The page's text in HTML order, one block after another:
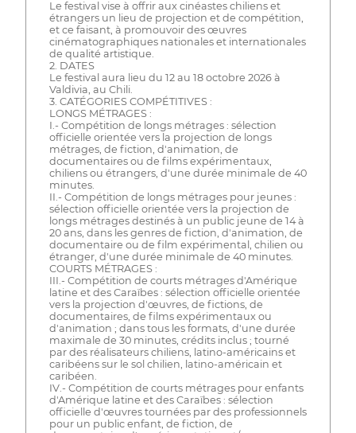
Le festival vise à offrir aux cinéastes chiliens et
étrangers un lieu de projection et de compétition,
et ce faisant, à promouvoir des œuvres
cinématographiques nationales et internationales
de qualité artistique.
2. DATES
Le festival aura lieu du 12 au 18 octobre 2026 à
Valdivia, au Chili.
3. CATÉGORIES COMPÉTITIVES :
LONGS MÉTRAGES :
I.- Compétition de longs métrages : sélection
officielle orientée vers la projection de longs
métrages, de fiction, d'animation, de
documentaires ou de films expérimentaux,
chiliens ou étrangers, d'une durée minimale de 40
minutes.
II.- Compétition de longs métrages pour jeunes :
sélection officielle orientée vers la projection de
longs métrages destinés à un public jeune de 14 à
20 ans, dans les genres de fiction, d'animation, de
documentaire ou de film expérimental, chilien ou
étranger, d'une durée minimale de 40 minutes.
COURTS MÉTRAGES :
III.- Compétition de courts métrages d'Amérique
latine et des Caraïbes : sélection officielle orientée
vers la projection d'œuvres, de fictions, de
documentaires, de films expérimentaux ou
d'animation ; dans tous les formats, d'une durée
maximale de 30 minutes, crédits inclus ; tourné
par des réalisateurs chiliens, latino-américains et
caribéens sur le sol chilien, latino-américain et
caribéen.
IV.- Compétition de courts métrages pour enfants
d'Amérique latine et des Caraïbes : sélection
officielle d'œuvres tournées par des professionnels
pour un public enfant, de fiction, de